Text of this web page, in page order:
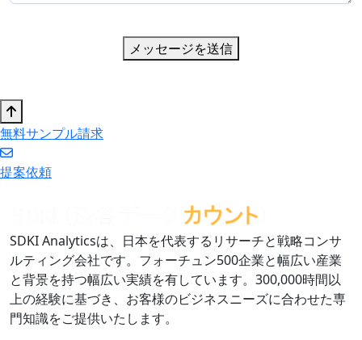
メッセージを送信
無料サンプル請求
提案依頼
SDKI Analyticsは、日本を代表するリサーチと戦略コンサ
ルティング会社です。フォーチュン500企業と幅広い産業
と背景を持つ幅広い実績を有しています。300,000時間以
上の経験に基づき、お客様のビジネスニーズに合わせた専
門知識をご提供いたします。